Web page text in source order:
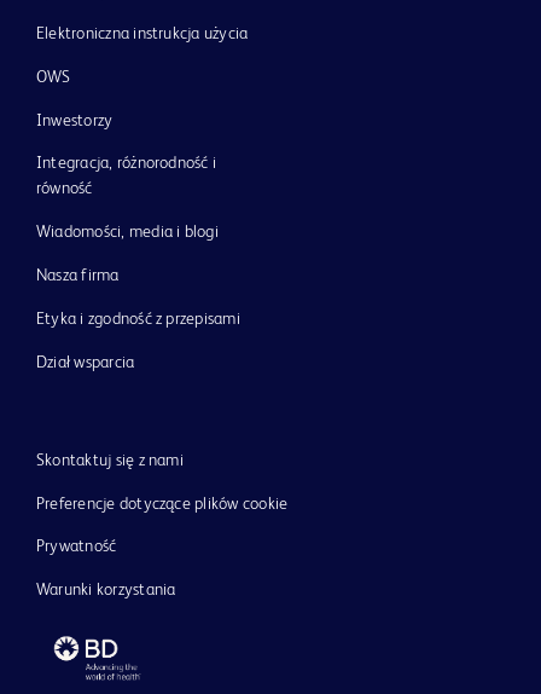
Elektroniczna instrukcja użycia
OWS
Inwestorzy
Integracja, różnorodność i
równość
Wiadomości, media i blogi
Nasza firma
Etyka i zgodność z przepisami
Dział wsparcia
Skontaktuj się z nami
Preferencje dotyczące plików cookie
Prywatność
Warunki korzystania